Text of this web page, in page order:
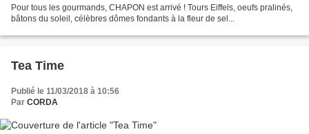
Pour tous les gourmands, CHAPON est arrivé ! Tours Eiffels, oeufs pralinés,
bâtons du soleil, célèbres dômes fondants à la fleur de sel...
Tea Time
Publié le 11/03/2018 à 10:56
Par CORDA